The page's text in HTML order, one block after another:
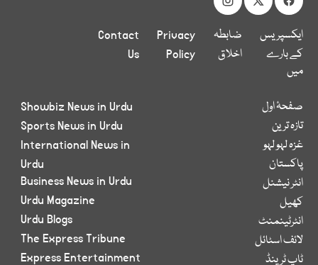
ایکسپریس
کے بارے
میں
ضابطہ
اخلاق
Privacy
Policy
Contact
Us
صفحۂ اول
تازہ ترین
غزہ لہو لہو
پاکستان
انٹر نیشنل
کھیل
انٹرٹینمنٹ
لائف اسٹائل
ٹاپ ٹرینڈ
Showbiz News in Urdu
Sports News in Urdu
International News in
Urdu
Business News in Urdu
Urdu Magazine
Urdu Blogs
The Express Tribune
Express Entertainment